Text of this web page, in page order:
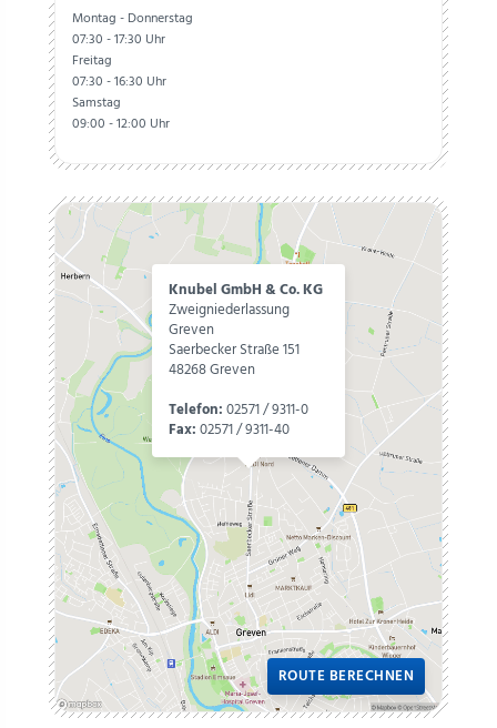
Montag - Donnerstag
07:30 - 17:30 Uhr
Freitag
07:30 - 16:30 Uhr
Samstag
09:00 - 12:00 Uhr
Knubel GmbH & Co. KG
Zweigniederlassung
Greven
Saerbecker Straße 151
48268 Greven
Telefon:02571 / 9311-0
Fax:02571 / 9311-40
ROUTE BERECHNEN